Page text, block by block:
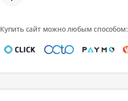
Купить сайт можно любым способом: